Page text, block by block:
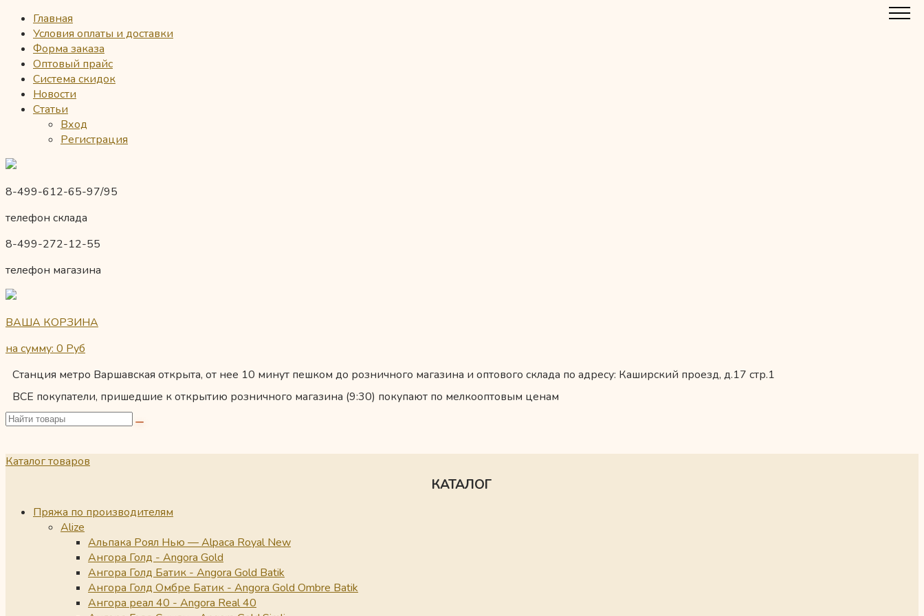
Главная
Условия оплаты и доставки
Форма заказа
Оптовый прайс
Система скидок
Новости
Статьи
Вход
Регистрация
8-499-612-65-97/95
телефон склада
8-499-272-12-55
телефон магазина
ВАША КОРЗИНА
на сумму: 0 Руб
Станция метро Варшавская открыта, от нее 10 минут пешком до розничного магазина и оптового склада по адресу: Каширский проезд, д.17 стр.1
ВСЕ покупатели, пришедшие к открытию розничного магазина (9:30) покупают по мелкооптовым ценам
Каталог товаров
КАТАЛОГ
Пряжа по производителям
Alize
Альпака Роял Нью — Alpaca Royal New
Ангора Голд - Angora Gold
Ангора Голд Батик - Angora Gold Batik
Ангора Голд Омбре Батик - Angora Gold Ombre Batik
Ангора реал 40 - Angora Real 40